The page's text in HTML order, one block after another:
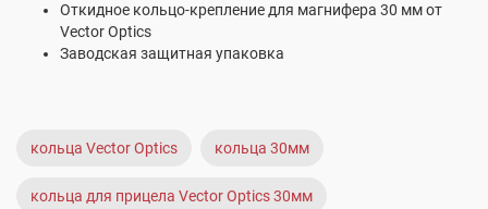
Откидное кольцо-крепление для магнифера 30 мм от
Vector Optics
Заводская защитная упаковка
кольца Vector Optics кольца 30мм
кольца для прицела Vector Optics 30мм